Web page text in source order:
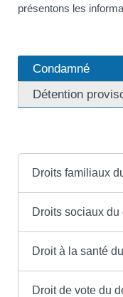
présentons les
Condamné
Détention
Droits familiaux
Droits sociaux
Droit à la santé
Droit de vote du